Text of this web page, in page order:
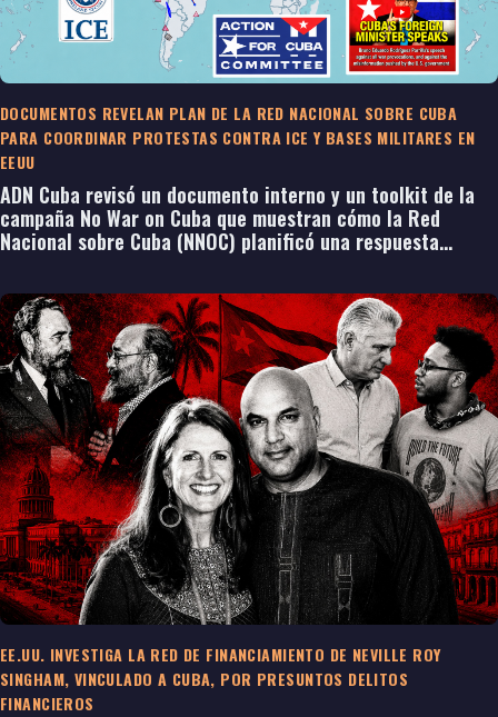
DOCUMENTOS REVELAN PLAN DE LA RED NACIONAL SOBRE CUBA
PARA COORDINAR PROTESTAS CONTRA ICE Y BASES MILITARES EN
EEUU
ADN Cuba revisó un documento interno y un toolkit de la
campaña No War on Cuba que muestran cómo la Red
Nacional sobre Cuba (NNOC) planificó una respuesta
La Habana, incluyendo protestas frente a oficinas de ICE,
bases militares y edificios federales, así como una
estrategia nacional de comunicación y movilización.
EE.UU. INVESTIGA LA RED DE FINANCIAMIENTO DE NEVILLE ROY
SINGHAM, VINCULADO A CUBA, POR PRESUNTOS DELITOS
FINANCIEROS